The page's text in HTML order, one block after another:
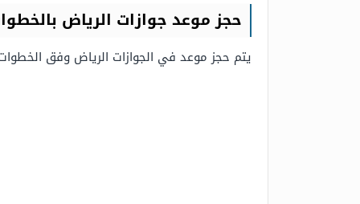
حجز موعد جوازات الرياض
يتم حجز موعد في الجوازات الرياض وفق الخطوات